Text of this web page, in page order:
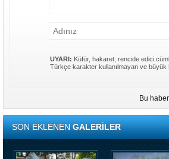
UYARI: Küfür, hakaret, rencide edici
Türkçe karakter kullanılmayan ve büyük
Bu
SON EKLENENGALERİLER